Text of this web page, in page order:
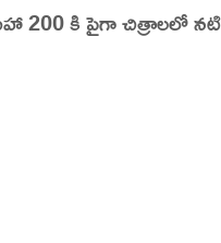
కి పైగా చిత్రాలలో